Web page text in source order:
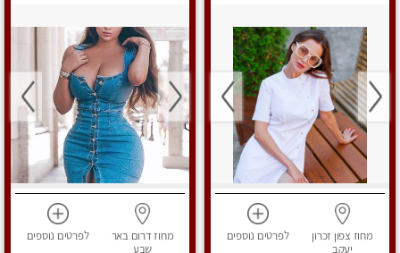
מחוז צפון זכרון
יעקב
לפרטים נוספים מחוז דרום באר
שבע
לפרטים נוספים